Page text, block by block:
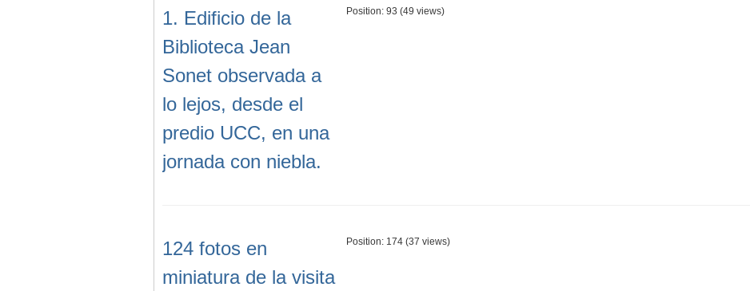
1. Edificio de la
Biblioteca Jean
Sonet observada a
lo lejos, desde el
predio UCC, en una
jornada con niebla.
Position: 93 (49 views)
124 fotos en
miniatura de la visita
Position: 174 (37 views)